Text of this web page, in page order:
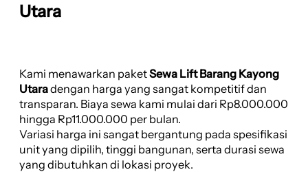
Utara
Kami menawarkan paketSewa Lift Barang Kayong
Utaradengan harga yang sangat kompetitif dan
transparan. Biaya sewa kami mulai dari Rp8.000.000
hingga Rp11.000.000 per bulan.
Variasi harga ini sangat bergantung pada spesifikasi
unit yang dipilih, tinggi bangunan, serta durasi sewa
yang dibutuhkan di lokasi proyek.